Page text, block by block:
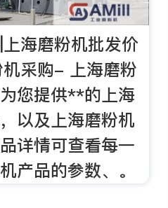
海磨粉机批发价
采购- 上海磨粉
您提供**的上海
以及上海磨粉机
详情可查看每一
产品的参数、。